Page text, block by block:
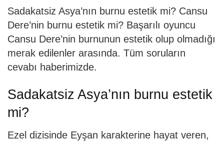
Sadakatsiz Asya’nın burnu estetik mi? Cansu
Dere’nin burnu estetik mi? Başarılı oyuncu
Cansu Dere’nin burnunun estetik olup olmadığı
merak edilenler arasında. Tüm soruların
cevabı haberimizde.
Sadakatsiz Asya’nın burnu estetik
mi?
Ezel dizisinde Eyşan karakterine hayat veren,